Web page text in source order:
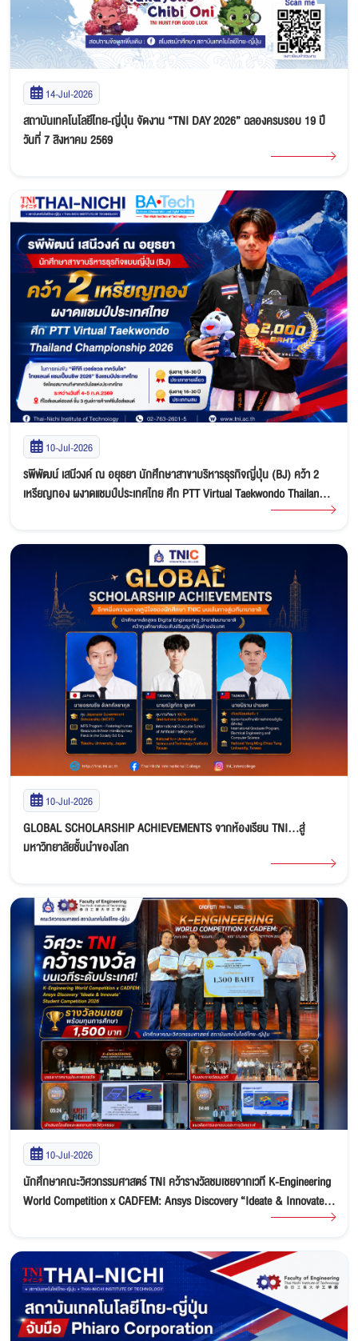
14-Jul-2026
สถาบันเทคโนโลยีไทย-ญี่ปุ่น จัดงาน “TNI DAY 2026” ฉลองครบรอบ 19 ปี
วันที่ 7 สิงหาคม 2569
10-Jul-2026
รพีพัฒน์ เสนีวงค์ ณ อยุธยา นักศึกษาสาขาบริหารธุรกิจญี่ปุ่น (BJ) คว้า 2
เหรียญทอง ผงาดแชมป์ประเทศไทย ศึก PTT Virtual Taekwondo Thailand
10-Jul-2026
GLOBAL SCHOLARSHIP ACHIEVEMENTS จากห้องเรียน TNI...สู่
มหาวิทยาลัยชั้นนำของโลก
10-Jul-2026
นักศึกษาคณะวิศวกรรมศาสตร์ TNI คว้ารางวัลชมเชยจากเวที K-Engineering
World Competition x CADFEM: Ansys Discovery “Ideate & Innovate”